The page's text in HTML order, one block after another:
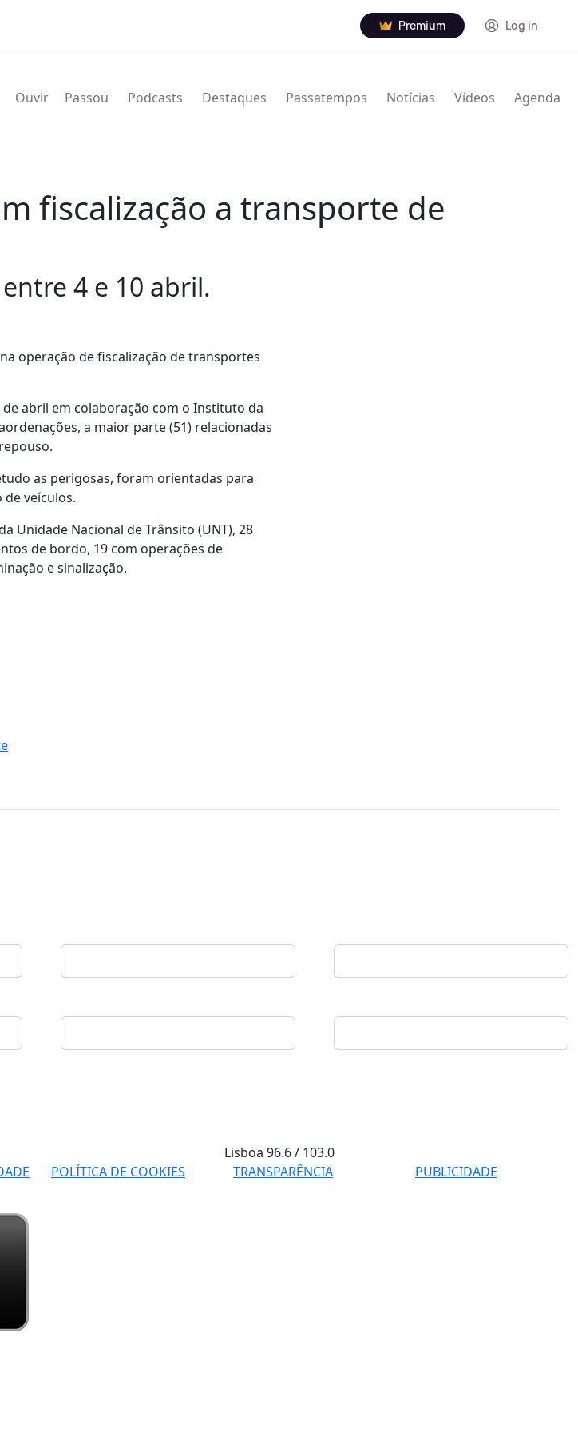
Premium Log in
Ouvir Passou Podcasts Destaques Passatempos Notícias Vídeos Agenda
fiscalização a transporte de
4 e 10 abril.
operação de fiscalização de transportes
abril em colaboração com o Instituto da
a maior parte (51) relacionadas
as perigosas, foram orientadas para
veículos.
Unidade Nacional de Trânsito (UNT), 28
de bordo, 19 com operações de
e sinalização.
Lisboa96.6 / 103.0
POLÍTICA DE COOKIES TRANSPARÊNCIA
PUBLICIDADE